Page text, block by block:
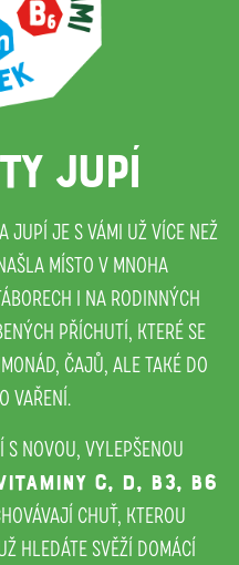
JUPÍ
JUPÍ JE S VÁMI UŽ VÍCE NEŽ
MÍSTO V MNOHA
I NA RODINNÝCH
PŘÍCHUTÍ, KTERÉ SE
ČAJŮ, ALE TAKÉ DO
VAŘENÍ.
NOVOU, VYLEPŠENOU
C, D, B3, B6
CHUŤ, KTEROU
HLEDÁTE SVĚŽÍ DOMÁCÍ